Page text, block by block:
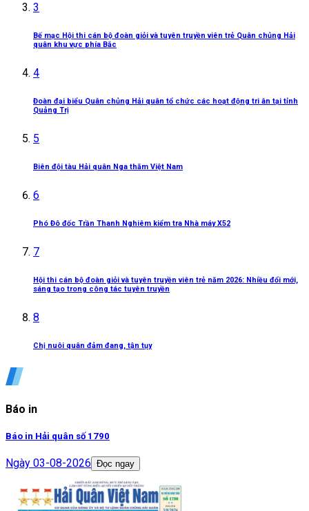
3
Bế mạc Hội thi cán bộ đoàn giỏi và tuyên truyền viên trẻ Quân chủng Hải
quân khu vực phía Bắc
4
Đoàn đại biểu Quân chủng Hải quân tổ chức các hoạt động tri ân tại tỉnh
Quảng Trị
5
Biên đội tàu Hải quân Nga thăm Việt Nam
6
Phó Đô đốc Trần Thanh Nghiêm kiểm tra Nhà máy X52
7
Hội thi cán bộ đoàn giỏi và tuyên truyền viên trẻ năm 2026: Nhiều đổi mới,
sáng tạo trong công tác tuyên truyền
8
Chị nuôi quân đảm đang, tận tụy
Báo in
Báo in Hải quân số 1790
Ngày 03-08-2026 Đọc ngay